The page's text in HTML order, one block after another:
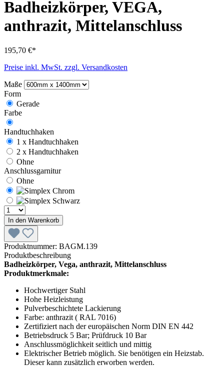
Badheizkörper, VEGA,
anthrazit, Mittelanschluss
195,70 €*
Preise inkl. MwSt. zzgl. Versandkosten
Maße
Form
Gerade
Farbe
Handtuchhaken
1 x Handtuchhaken
2 x Handtuchhaken
Ohne
Anschlussgarnitur
Ohne
In den Warenkorb
Produktnummer: BAGM.139
Produktbeschreibung
Badheizkörper, Vega, anthrazit, Mittelanschluss
Produktmerkmale:
Hochwertiger Stahl
Hohe Heizleistung
Pulverbeschichtete Lackierung
Farbe: anthrazit ( RAL 7016)
Zertifiziert nach der europäischen Norm DIN EN 442
Betriebsdruck 5 Bar; Prüfdruck 10 Bar
Anschlussmöglichkeit seitlich und mittig
Elektrischer Betrieb möglich. Sie benötigen ein Heizstab.
Dieser kann zusätzlich erworben werden.